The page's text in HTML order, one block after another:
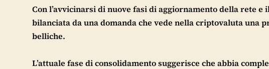
Con l’avvicinarsi di nuove fasi di aggiornamento della rete
bilanciata da una domanda che vede nella criptovaluta una
belliche.
L’attuale fase di consolidamento suggerisce che abbia